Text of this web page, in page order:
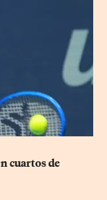
cuartos de